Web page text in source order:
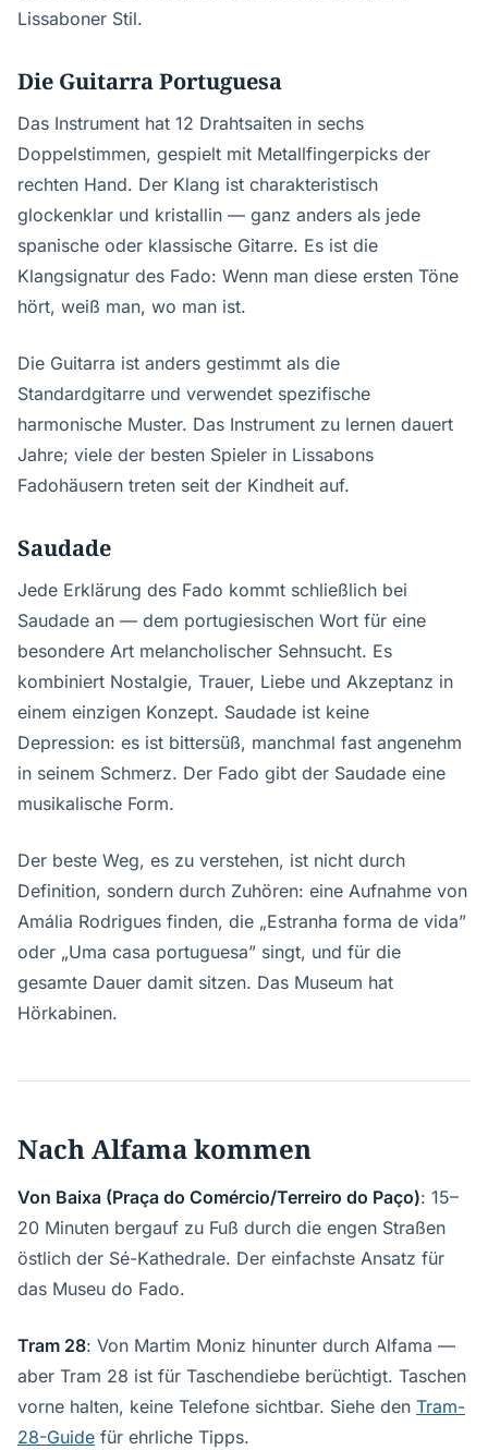
Lissaboner Stil.
Die Guitarra Portuguesa
Das Instrument hat 12 Drahtsaiten in sechs
Doppelstimmen, gespielt mit Metallfingerpicks der
rechten Hand. Der Klang ist charakteristisch
glockenklar und kristallin — ganz anders als jede
spanische oder klassische Gitarre. Es ist die
Klangsignatur des Fado: Wenn man diese ersten Töne
hört, weiß man, wo man ist.
Die Guitarra ist anders gestimmt als die
Standardgitarre und verwendet spezifische
harmonische Muster. Das Instrument zu lernen dauert
Jahre; viele der besten Spieler in Lissabons
Fadohäusern treten seit der Kindheit auf.
Saudade
Jede Erklärung des Fado kommt schließlich bei
Saudade an — dem portugiesischen Wort für eine
besondere Art melancholischer Sehnsucht. Es
kombiniert Nostalgie, Trauer, Liebe und Akzeptanz in
einem einzigen Konzept. Saudade ist keine
Depression: es ist bittersüß, manchmal fast angenehm
in seinem Schmerz. Der Fado gibt der Saudade eine
musikalische Form.
Der beste Weg, es zu verstehen, ist nicht durch
Definition, sondern durch Zuhören: eine Aufnahme von
Amália Rodrigues finden, die „Estranha forma de vida”
oder „Uma casa portuguesa” singt, und für die
gesamte Dauer damit sitzen. Das Museum hat
Hörkabinen.
Nach Alfama kommen
Von Baixa (Praça do Comércio/Terreiro do Paço): 15–
20 Minuten bergauf zu Fuß durch die engen Straßen
östlich der Sé-Kathedrale. Der einfachste Ansatz für
das Museu do Fado.
Tram 28: Von Martim Moniz hinunter durch Alfama —
aber Tram 28 ist für Taschendiebe berüchtigt. Taschen
vorne halten, keine Telefone sichtbar. Siehe den Tram-
28-Guide für ehrliche Tipps.